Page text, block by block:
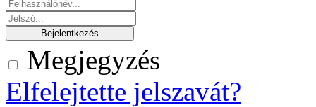
Megjegyzés
Elfelejtette jelszavát?